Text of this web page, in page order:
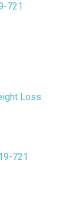
721
Loss
721